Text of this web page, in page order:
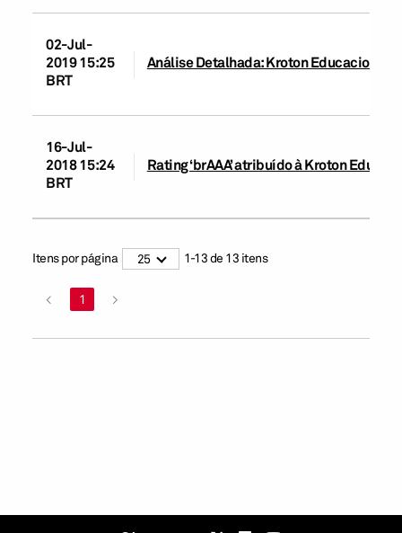
02-Jul-
2019 15:25
BRT
Análise Detalhada: Kroton Educacional
16-Jul-
2018 15:24
BRT
Rating ‘brAAA’ atribuído à Kroton
Itens por página 25 1-13de 13 itens
< 1 >